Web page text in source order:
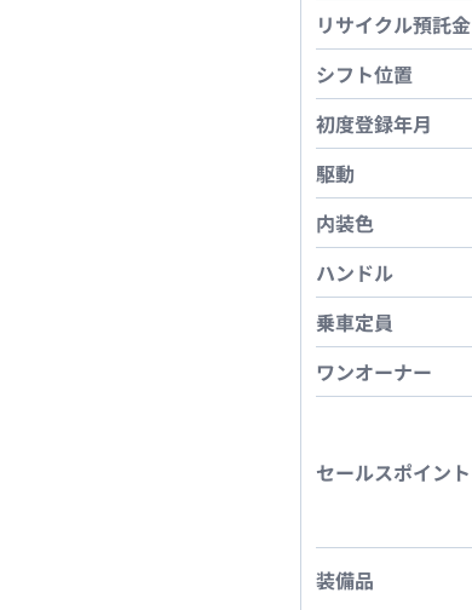
リサイクル預託金
シフト位置
初度登録年月
駆動
内装色
ハンドル
乗車定員
ワンオーナー
セールスポイント
装備品